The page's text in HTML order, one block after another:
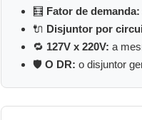
🧮 Fator de demanda:
🔌 Disjuntor por
🔁 127V x 220V: a
🛡️O DR: o disjuntor